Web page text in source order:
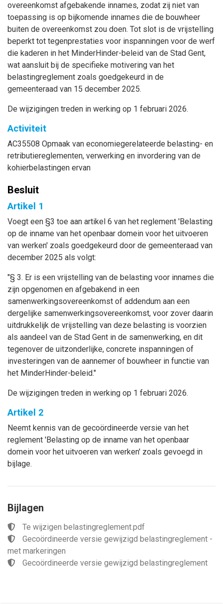
overeenkomst afgebakende innames, zodat zij niet van
toepassing is op bijkomende innames die de bouwheer
buiten de overeenkomst zou doen. Tot slot is de vrijstelling
beperkt tot tegenprestaties voor inspanningen voor de werf
die kaderen in het MinderHinder-beleid van de Stad Gent,
wat aansluit bij de specifieke motivering van het
belastingreglement zoals goedgekeurd in de
gemeenteraad van 15 december 2025.
De wijzigingen treden in werking op 1 februari 2026.
Activiteit
AC35508 Opmaak van economiegerelateerde belasting- en
retributiereglementen, verwerking en invordering van de
kohierbelastingen ervan
Besluit
Artikel 1
Voegt een §3 toe aan artikel 6 van het reglement 'Belasting
op de inname van het openbaar domein voor het uitvoeren
van werken' zoals goedgekeurd door de gemeenteraad van
december 2025 als volgt:
"§ 3. Er is een vrijstelling van de belasting voor innames die
zijn opgenomen en afgebakend in een
samenwerkingsovereenkomst of addendum aan een
dergelijke samenwerkingsovereenkomst, voor zover daarin
uitdrukkelijk de vrijstelling van deze belasting is voorzien
als aandeel van de Stad Gent in de samenwerking, en dit
tegenover de uitzonderlijke, concrete inspanningen of
investeringen van de aannemer of bouwheer in functie van
het MinderHinder-beleid."
De wijzigingen treden in werking op 1 februari 2026.
Artikel 2
Neemt kennis van de gecoördineerde versie van het
reglement 'Belasting op de inname van het openbaar
domein voor het uitvoeren van werken' zoals gevoegd in
bijlage.
Bijlagen
Te wijzigen belastingreglement.pdf
Gecoördineerde versie gewijzigd belastingreglement -
met markeringen
Gecoördineerde versie gewijzigd belastingreglement